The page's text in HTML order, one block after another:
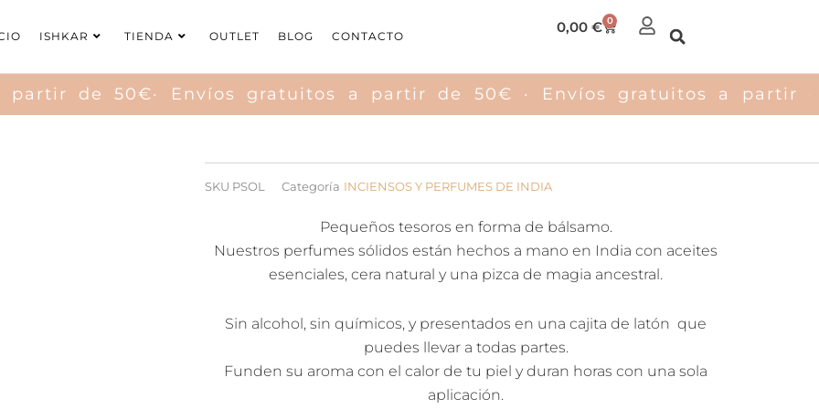
ISHKAR TIENDA OUTLET BLOG CONTACTO
0,00€ 0
Carrito
de 50€· Envíos gratuitos a partir de 50€ · Envíos gratuitos a
SKU PSOL Categoría INCIENSOS Y PERFUMES DE INDIA
Pequeños tesoros en forma de bálsamo.
Nuestros perfumes sólidos están hechos a mano en India con aceites
esenciales, cera natural y una pizca de magia ancestral.
Sin alcohol, sin químicos, y presentados en una cajita de latón que
puedes llevar a todas partes.
Funden su aroma con el calor de tu piel y duran horas con una sola
aplicación.